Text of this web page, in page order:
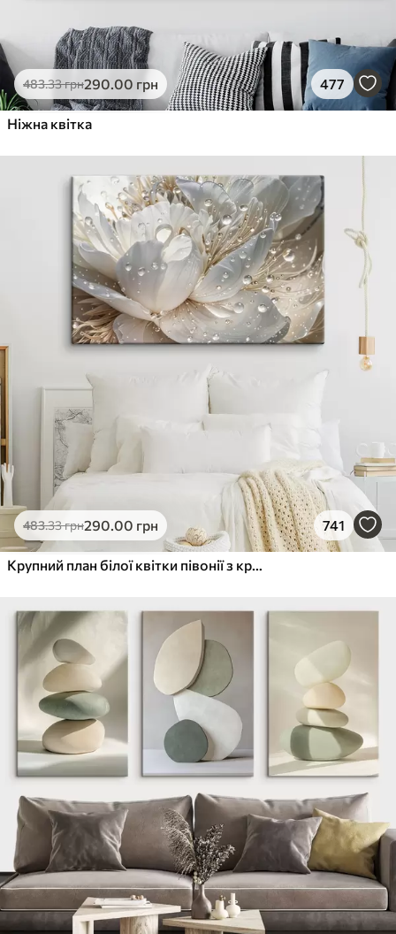
483.33грн290.00 грн 477
Ніжна квітка
483.33грн290.00 грн 741
Крупний план білої квітки півонії з крапельками води на пелюстках на розмитому фоні